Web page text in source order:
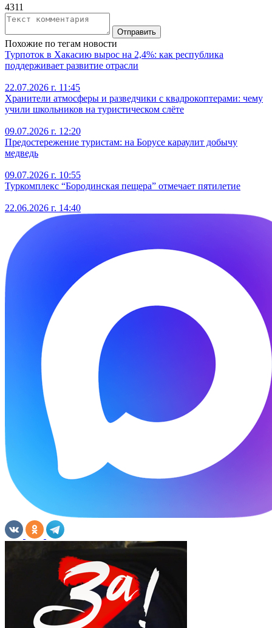
4311
Отправить
Похожие по тегам новости
Турпоток в Хакасию вырос на 2,4%: как республика
поддерживает развитие отрасли
22.07.2026 г. 11:45
Хранители атмосферы и разведчики с квадрокоптерами: чему
учили школьников на туристическом слёте
09.07.2026 г. 12:20
Предостережение туристам: на Борусе караулит добычу
медведь
09.07.2026 г. 10:55
Туркомплекс “Бородинская пещера” отмечает пятилетие
22.06.2026 г. 14:40